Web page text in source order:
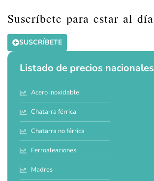
Suscríbete para estar al día
SUSCRÍBETE
Listado de precios nacionales
Acero inoxidable
Chatarra férrica
Chatarra no férrica
Ferroaleaciones
Madres